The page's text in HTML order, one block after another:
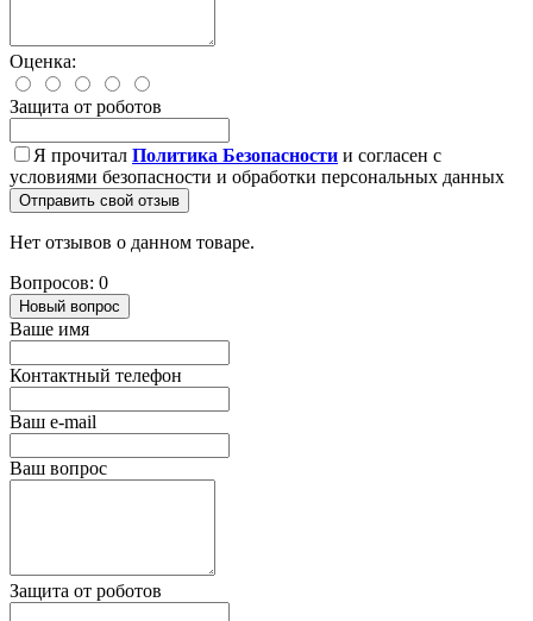
Оценка:
Защита от роботов
Я прочитал Политика Безопасности и согласен с
условиями безопасности и обработки персональных данных
Отправить свой отзыв
Нет отзывов о данном товаре.
Вопросов: 0
Новый вопрос
Ваше имя
Контактный телефон
Ваш e-mail
Ваш вопрос
Защита от роботов